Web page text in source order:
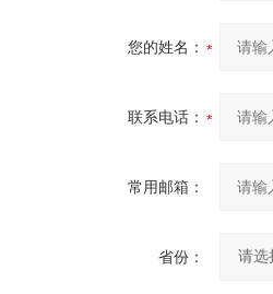
您的姓名：
联系电话：
常用邮箱：
省份：